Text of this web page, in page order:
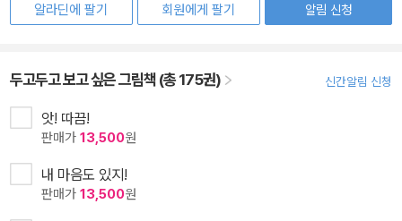
알라딘에 팔기
회원에게 팔기
알림 신청
두고두고 보고 싶은 그림책 (총 175권) 신간알림 신청
앗! 따끔!
판매가 13,500원
내 마음도 있지!
판매가 13,500원